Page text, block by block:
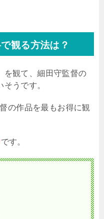
観る方法は？
を観て、細田守監督の
うです。
の作品を最もお得に観
です。